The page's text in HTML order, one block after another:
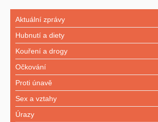
Aktuální zprávy
Hubnutí a diety
Kouření a drogy
Očkování
Proti únavě
Sex a vztahy
Úrazy